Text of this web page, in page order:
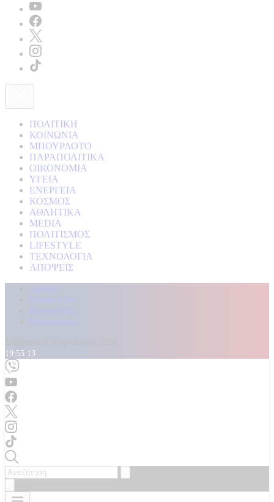
ΠΟΛΙΤΙΚΗ
ΚΟΙΝΩΝΙΑ
ΜΠΟΥΡΛΟΤΟ
ΠΑΡΑΠΟΛΙΤΙΚΑ
ΟΙΚΟΝΟΜΙΑ
ΥΓΕΙΑ
ΕΝΕΡΓΕΙΑ
ΚΟΣΜΟΣ
ΑΘΛΗΤΙΚΑ
MEDIA
ΠΟΛΙΤΙΣΜΟΣ
LIFESTYLE
ΤΕΧΝΟΛΟΓΙΑ
ΑΠΟΨΕΙΣ
Αρχική
Kontra Live
Καταγγελίες
Επικοινωνία
19:55:15